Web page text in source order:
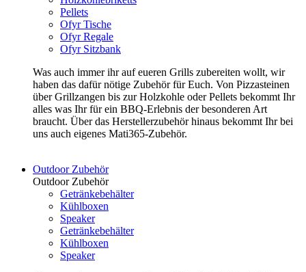
Pellets
Ofyr Tische
Ofyr Regale
Ofyr Sitzbank
Was auch immer ihr auf eueren Grills zubereiten wollt, wir
haben das dafür nötige Zubehör für Euch. Von Pizzasteinen
über Grillzangen bis zur Holzkohle oder Pellets bekommt Ihr
alles was Ihr für ein BBQ-Erlebnis der besonderen Art
braucht. Über das Herstellerzubehör hinaus bekommt Ihr bei
uns auch eigenes Mati365-Zubehör.
Outdoor Zubehör
Outdoor Zubehör
Getränkebehälter
Kühlboxen
Speaker
Getränkebehälter
Kühlboxen
Speaker